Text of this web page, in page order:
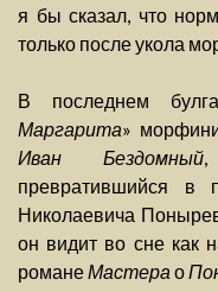
я бы сказал, что
только после укола
В последнем
Маргарита»
Иван Бездомный,
превратившийся в
Николаевича
он видит во сне как
романеМастера о